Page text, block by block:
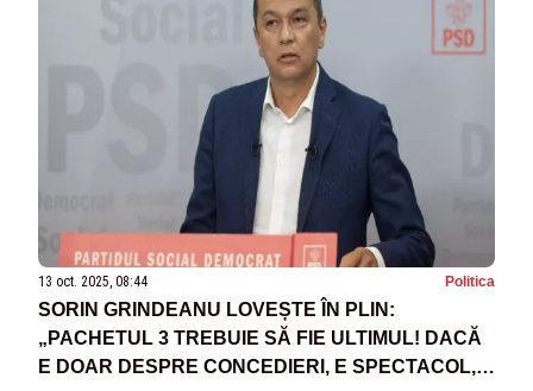
13 oct. 2025, 08:44 Politica
SORIN GRINDEANU LOVEȘTE ÎN PLIN:
„PACHETUL 3 TREBUIE SĂ FIE ULTIMUL! DACĂ
E DOAR DESPRE CONCEDIERI, E SPECTACOL,